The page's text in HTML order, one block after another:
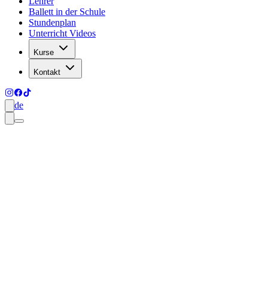
Ballett in der Schule
Stundenplan
Unterricht Videos
Kurse
Kontakt
de